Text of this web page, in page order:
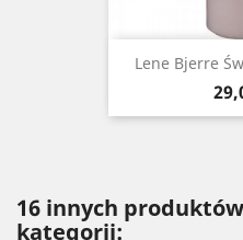
Lene Bjerre
16 innych
kategorii: